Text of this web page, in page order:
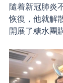
隨着新冠肺炎
恢復，他就解
開展了糖水團